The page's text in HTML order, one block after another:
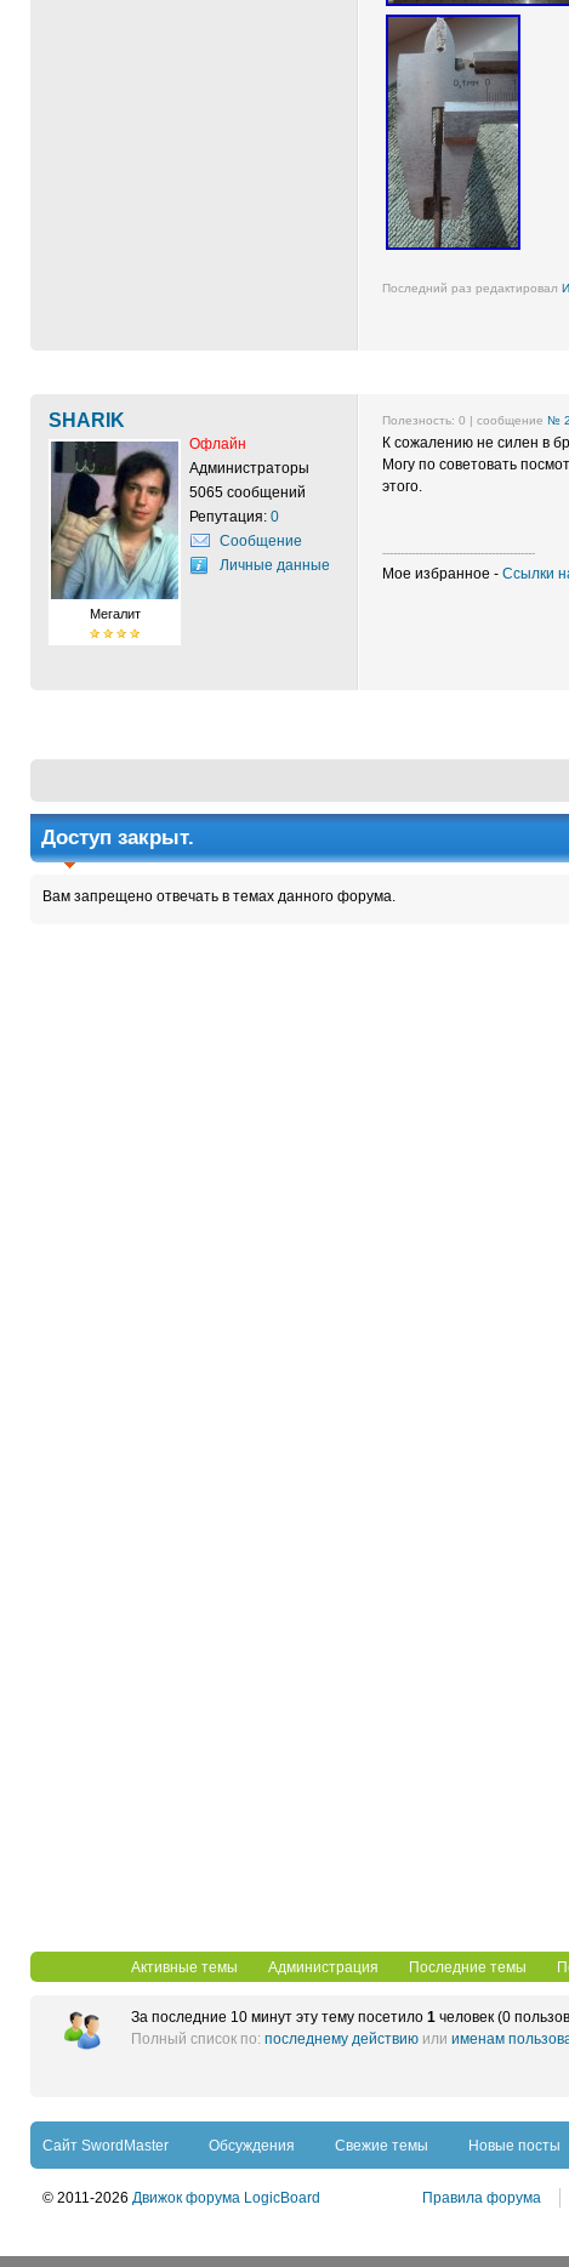
Последний раз редактировал
SHARIK
Мегалит
Офлайн
Администраторы
5065 сообщений
Репутация: 0
Сообщение
Личные данные
Полезность: 0 | сообщение № 2
К сожалению не силен в
Могу по советовать
этого.
------------------------------------------
Мое избранное - Ссылки
Доступ закрыт.
Вам запрещено отвечать в темах данного форума.
Активные темы Администрация Последние темы
За последние 10 минут эту тему посетило 1 человек (0
Полный список по: последнему действию или именам
Сайт SwordMaster Обсуждения Свежие темы Новые посты
© 2011-2026 Движок форума LogicBoard Правила форума